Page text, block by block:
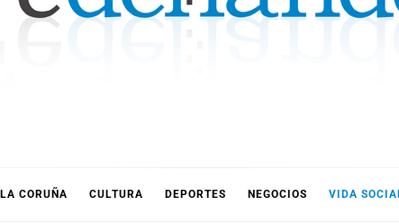
LA CORUÑA CULTURA DEPORTES NEGOCIOS VIDA